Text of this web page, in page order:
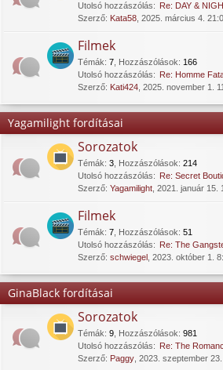
Utolsó hozzászólás: Re: DAY &
Szerző: Kata58 , 2025. március 4.
Filmek
Témák: 7 Hozzászólások: 166
Utolsó hozzászólás: Re: Homme
Szerző: Kati424 , 2025. november 1.
Yagamilight fordításai
Sorozatok
Témák: 3 Hozzászólások: 214
Utolsó hozzászólás: Re: Secret
Szerző: Yagamilight , 2021. január 15.
Filmek
Témák: 7 Hozzászólások: 51
Utolsó hozzászólás: Re: The
Szerző: schwiegel , 2023. október 1.
GinaBlack fordításai
Sorozatok
Témák: 9 Hozzászólások: 981
Utolsó hozzászólás: Re: The
Szerző: Paggy , 2023. szeptember